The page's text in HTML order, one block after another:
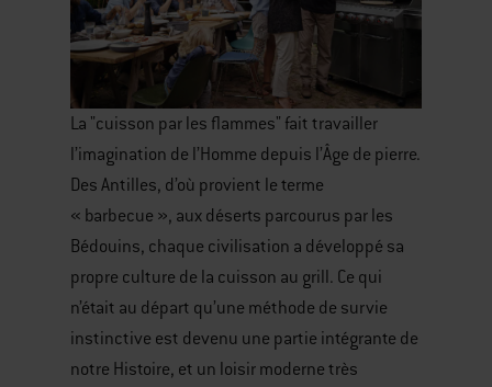
La "cuisson par les flammes" fait travailler
l’imagination de l’Homme depuis l’Âge de pierre.
Des Antilles, d’où provient le terme
« barbecue », aux déserts parcourus par les
Bédouins, chaque civilisation a développé sa
propre culture de la cuisson au grill. Ce qui
n’était au départ qu’une méthode de survie
instinctive est devenu une partie intégrante de
notre Histoire, et un loisir moderne très